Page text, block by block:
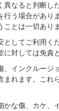
異なると判断し
行う場合があり
とは一切あり
としてご利用く
対しては免責
、インクルージ
まれます。これ
かな傷、カケ、